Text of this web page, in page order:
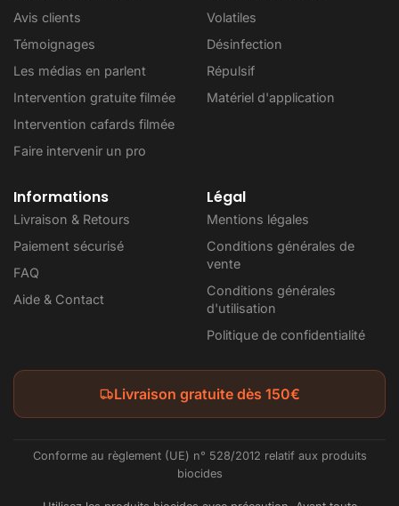
Avis clients
Témoignages
Les médias en parlent
Intervention gratuite filmée
Intervention cafards filmée
Faire intervenir un pro
Volatiles
Désinfection
Répulsif
Matériel d'application
Informations
Livraison & Retours
Paiement sécurisé
FAQ
Aide & Contact
Légal
Mentions légales
Conditions générales de
vente
Conditions générales
d'utilisation
Politique de confidentialité
Livraison gratuite dès 150€
Conforme au règlement (UE) n° 528/2012 relatif aux produits
biocides